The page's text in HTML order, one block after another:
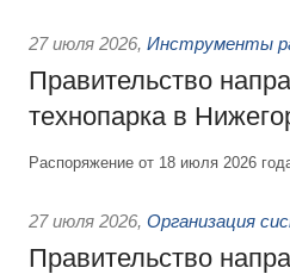
27 июля 2026, Инструменты
Правительство
технопарка в
Распоряжение от 18 июля 2026
27 июля 2026, Организация
Правительство